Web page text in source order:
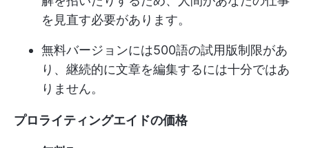
を見直す必要があります。
無料バージョンには500語の試用版制限があ
り、継続的に文章を編集するには十分ではあ
りません。
プロライティングエイドの価格